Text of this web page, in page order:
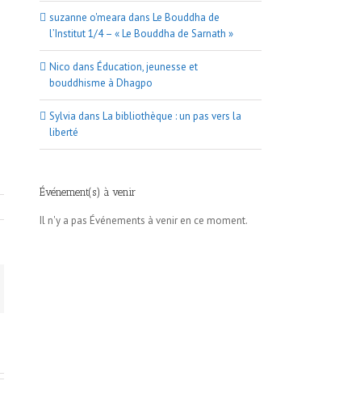
suzanne o'meara dans Le Bouddha de
l’Institut 1/4 – « Le Bouddha de Sarnath »
Nico dans Éducation, jeunesse et
bouddhisme à Dhagpo
Sylvia dans La bibliothèque : un pas vers la
liberté
Événement(s) à venir
Il n'y a pas Événements à venir en ce moment.